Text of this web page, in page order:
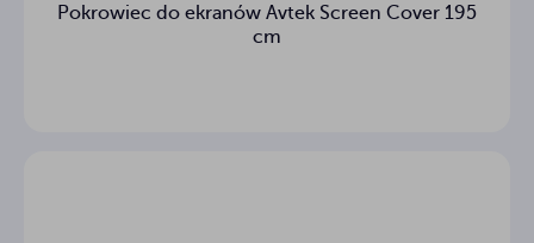
Pokrowiec do ekranów Avtek Screen Cover 195
cm